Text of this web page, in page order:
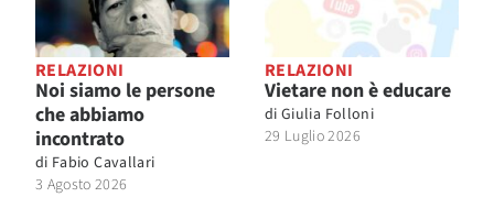
RELAZIONI
Noi siamo le persone
che abbiamo
incontrato
di Fabio Cavallari
3 Agosto 2026
RELAZIONI
Vietare non è educare
di Giulia Folloni
29 Luglio 2026